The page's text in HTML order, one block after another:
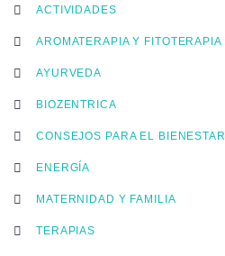
ACTIVIDADES
AROMATERAPIA Y FITOTERAPIA
AYURVEDA
BIOZENTRICA
CONSEJOS PARA EL BIENESTAR
ENERGÍA
MATERNIDAD Y FAMILIA
TERAPIAS